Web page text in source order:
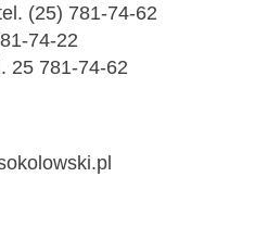
(25) 781-74-62
74-22
25 781-74-62